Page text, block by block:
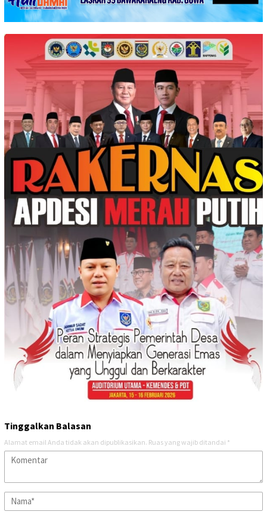
Tinggalkan Balasan
Alamat email Anda tidak akan dipublikasikan. Ruas yang wajib ditandai *